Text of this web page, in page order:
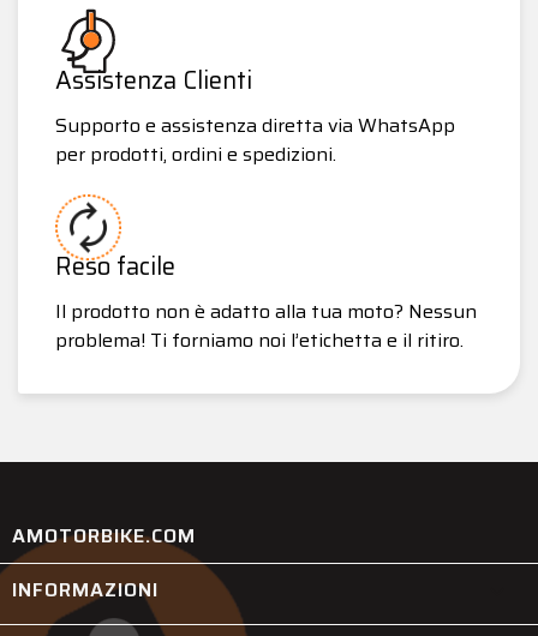
Assistenza Clienti
Supporto e assistenza diretta via WhatsApp
per prodotti, ordini e spedizioni.
Reso facile
Il prodotto non è adatto alla tua moto? Nessun
problema! Ti forniamo noi l’etichetta e il ritiro.
AMOTORBIKE.COM
INFORMAZIONI